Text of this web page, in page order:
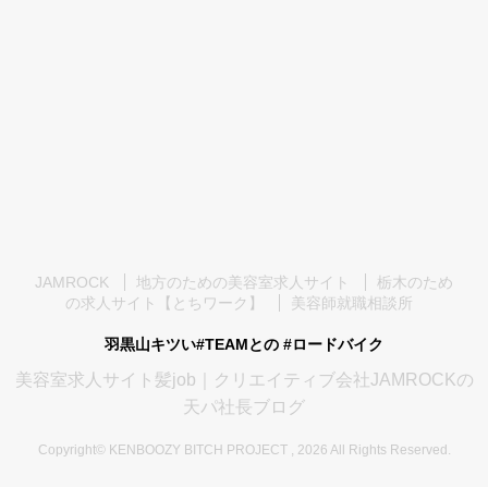
JAMROCK 地方のための美容室求人サイト
栃木のため
の求人サイト【とちワーク】
美容師就職相談所
羽黒山キツい#TEAMとの #ロードバイク
美容室求人サイト髪job｜クリエイティブ会社JAMROCKの
天パ社長ブログ
Copyright© KENBOOZY BITCH PROJECT , 2026 All Rights Reserved.